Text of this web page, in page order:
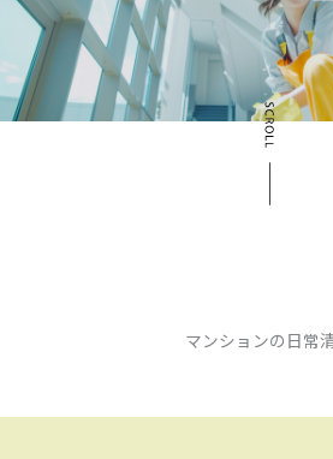
マンションの日常